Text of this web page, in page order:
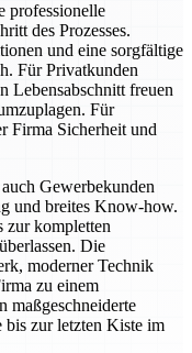
professionelle
des Prozesses.
und eine sorgfältige
Für Privatkunden
Lebensabschnitt freuen
Für
Firma Sicherheit und
Gewerbekunden
und breites Know-how.
zur kompletten
Die
moderner Technik
zu einem
maßgeschneiderte
bis zur letzten Kiste im